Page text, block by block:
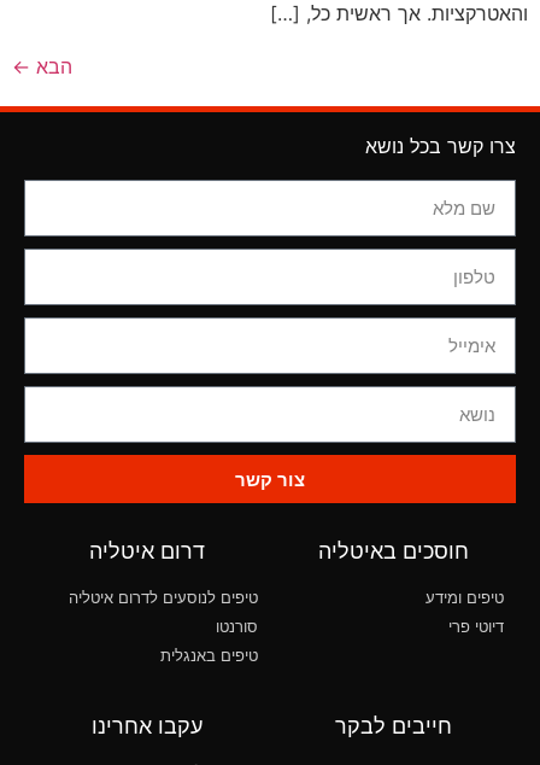
והאטרקציות. אך ראשית כל, […]
הבא ←
צרו קשר בכל נושא
צור קשר
חוסכים באיטליה
טיפים ומידע
דיוטי פרי
דרום איטליה
טיפים לנוסעים לדרום איטליה
סורנטו
טיפים באנגלית
חייבים לבקר עקבו אחרינו